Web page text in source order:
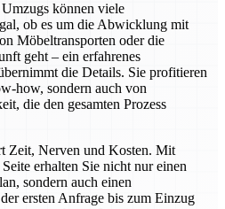
können viele
ob es um die Abwicklung mit
Möbeltransporten oder die
geht – ein erfahrenes
die Details. Sie profitieren
how, sondern auch von
die den gesamten Prozess
Zeit, Nerven und Kosten. Mit
erhalten Sie nicht nur einen
sondern auch einen
ersten Anfrage bis zum Einzug